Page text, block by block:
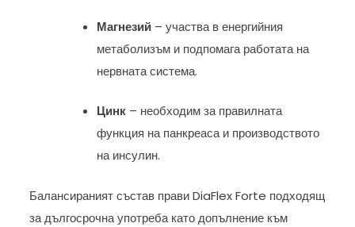
Магнезий – участва в енергийния
метаболизъм и подпомага работата на
нервната система.
Цинк – необходим за правилната
функция на панкреаса и производството
на инсулин.
Балансираният състав прави DiaFlex Forte подходящ
за дългосрочна употреба като допълнение към